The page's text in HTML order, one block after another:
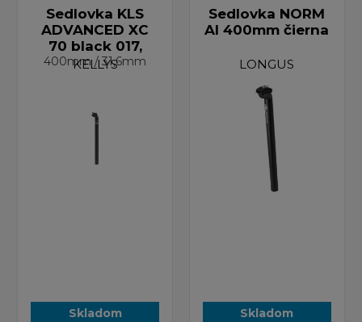
Sedlovka KLS
ADVANCED XC
70 black 017,
400mm / 31,6mm
KELLYS
Skladom
Sedlovka NORM
Al 400mm čierna
LONGUS
Skladom